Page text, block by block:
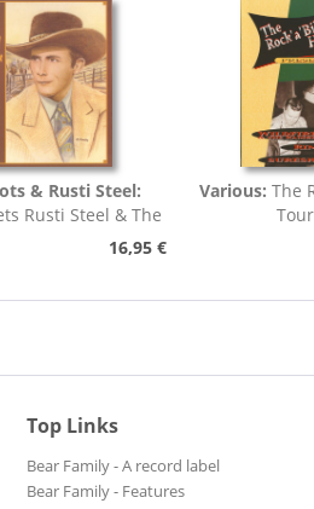
& Rusti Steel:
Rusti Steel & The
16,95 €
Various: The
Top Links
Bear Family - A record label
Bear Family - Features